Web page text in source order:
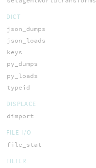
DICT
json_dumps
json_loads
keys
py_dumps
py_loads
typeid
DISPLACE
dimport
FILE I/O
file_stat
FILTER